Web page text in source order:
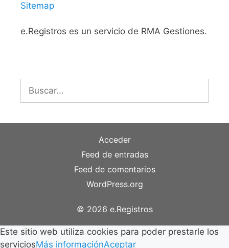
Sitemap
e.Registros es un servicio de RMA Gestiones.
Buscar:
Acceder
Feed de entradas
Feed de comentarios
WordPress.org
© 2026 e.Registros
Este sitio web utiliza cookies para poder prestarle los
serviciosMás informaciónAceptar